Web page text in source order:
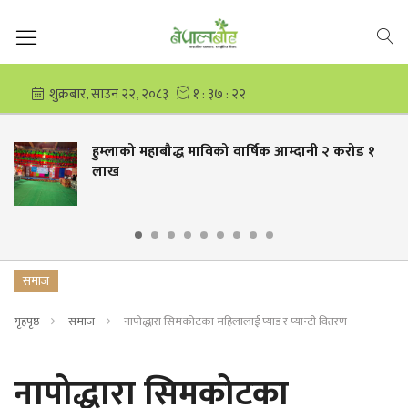
हुम्लाको महाबौद्ध माविको वार्षिक आम्दानी २ करोड १
लाख
समाज
गृहपृष्ठ समाज नापोद्धारा सिमकोटका महिलालाई प्याड र प्यान्टी वितरण
नापोद्धारा सिमकोटका